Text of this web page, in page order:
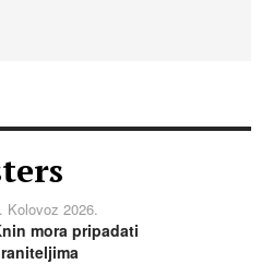
Kolovoz 2026.
mora pripadati